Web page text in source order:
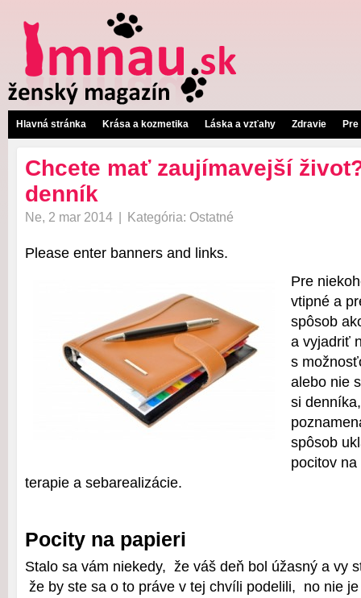
Hlavná stránka Krása a kozmetika Láska a vzťahy Zdravie
Chcete mať zaujímavejší
denník
Ne, 2 mar 2014 Kategória: Ostatné
Please enter banners and links.
Pre
vtipné a
spôsob
a vyjadriť
s
alebo nie
si
spôsob
pocitov
terapie a sebarealizácie.
Pocity na papieri
Stalo sa vám niekedy, že váš deň bol úžasný a vy
že by ste sa o to práve v tej chvíli podelili, no nie